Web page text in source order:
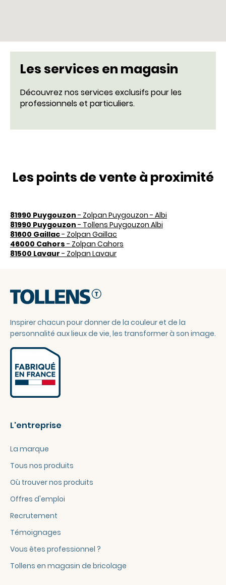
Les services en magasin
Découvrez nos services exclusifs pour les
professionnels et particuliers.
Les points de vente à proximité
81990 Puygouzon - Zolpan Puygouzon - Albi
81990 Puygouzon - Tollens Puygouzon Albi
81600 Gaillac- Zolpan Gaillac
46000 Cahors - Zolpan Cahors
81500 Lavaur - Zolpan Lavaur
Inspirer chacun pour donner de la couleur et de la
personnalité aux lieux de vie, les transformer à son image.
L'entreprise
La marque
Tous nos produits
Où trouver nos produits
Offres d'emploi
Recrutement
Témoignages
Vous êtes professionnel ?
Tollens en magasin de bricolage